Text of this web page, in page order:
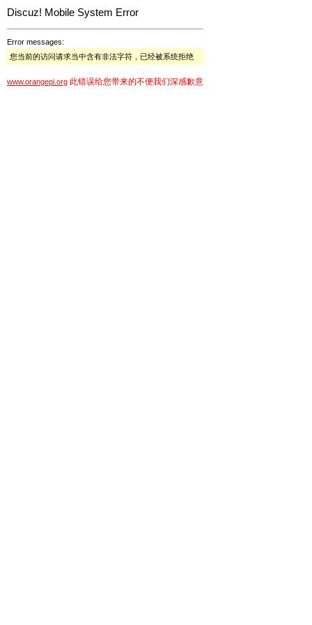
Discuz! Mobile System Error
Error messages:
您当前的访问请求当中含有非法字符，已经被系统拒绝
www.orangepi.org 此错误给您带来的不便我们深感歉意